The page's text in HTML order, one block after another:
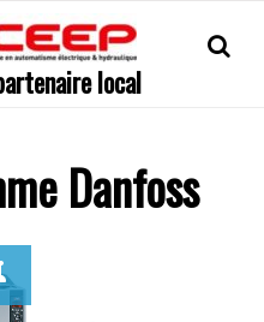
local
Danfoss